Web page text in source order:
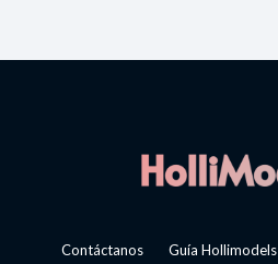
Contáctanos Guía Hollimodels